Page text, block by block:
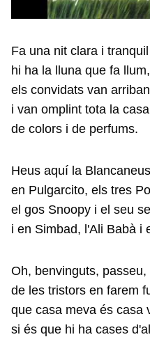
Fa una nit clara i
hi ha la lluna que fa llum,
els convidats van
i van omplint tota la casa
de colors i de perfums.
Heus aquí la
en Pulgarcito, els tres
el gos Snoopy i el seu
i en Simbad, l'Ali Babà i
Oh, benvinguts, passeu,
de les tristors en farem
que casa meva és casa
si és que hi ha cases